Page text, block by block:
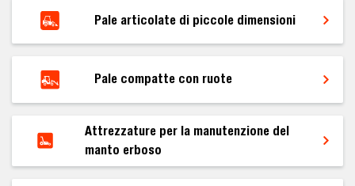
Pale articolate di piccole dimensioni
Pale compatte con ruote
Attrezzature per la manutenzione del
manto erboso